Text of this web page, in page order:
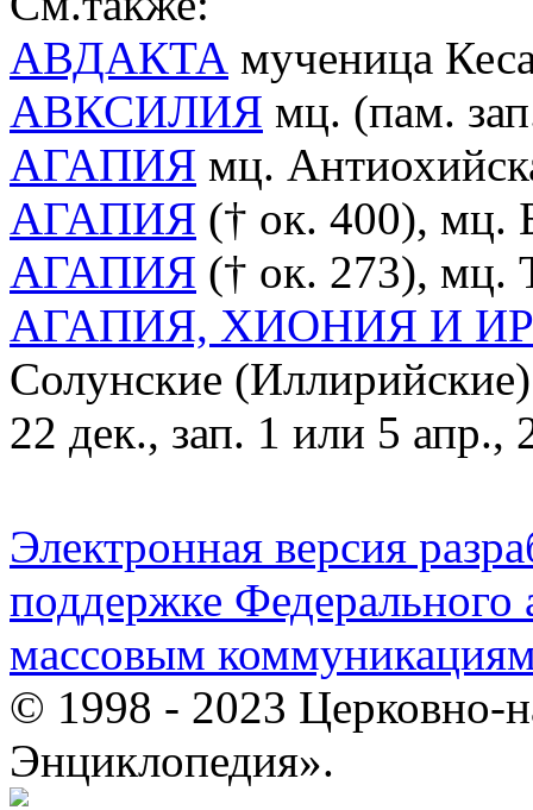
АВДАКТА мученица
АВКСИЛИЯ мц. (пам.
АГАПИЯ мц.
АГАПИЯ († ок. 400), мц.
АГАПИЯ († ок. 273), мц.
АГАПИЯ, ХИОНИЯ И
Солунские
22 дек., зап. 1 или 5 апр.,
Электронная версия
поддержке Федерального
массовым
© 1998 - 2023 Церковно-
Энциклопедия».